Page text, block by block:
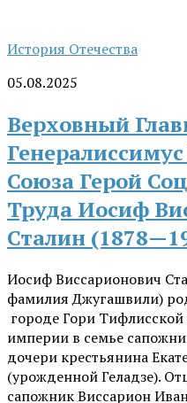
История Отечества
05.08.2025
Верховный
Союза Герой
Труда Иосиф
Сталин
Иосиф Виссарионович
фамилия Джугашвили)
городе Гори
империи в семье
дочери крестьянина
(урожденной Геладзе).
сапожник Виссарион